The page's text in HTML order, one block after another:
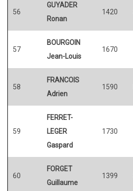
56
GUYADER
Ronan
1420
57
BOURGOIN
Jean-Louis
1670
58
FRANCOIS
Adrien
1590
59
FERRET-
LEGER
Gaspard
1730
60
FORGET
Guillaume
1399